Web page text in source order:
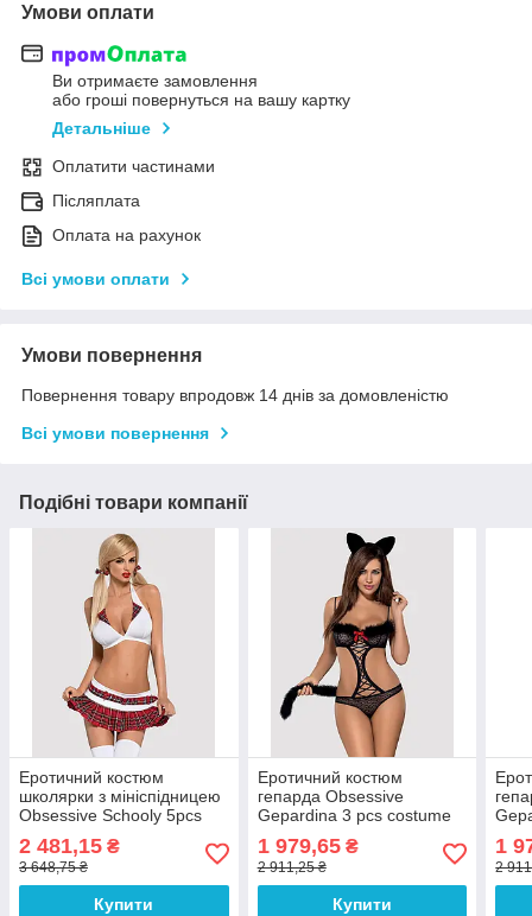
Умови оплати
Ви отримаєте замовлення
або гроші повернуться на вашу картку
Детальніше
Оплатити частинами
Післяплата
Оплата на рахунок
Всі умови оплати
Умови повернення
Повернення товару впродовж 14 днів за домовленістю
Всі умови повернення
Подібні товари компанії
Еротичний костюм
школярки з мініспідницею
Obsessive Schooly 5pcs
червоний, топ, спідник
2 481,15 ₴
3 648,75 ₴
Купити
Еротичний костюм
гепарда Obsessive
Gepardina 3 pcs costume
обробка, монокіні,
1 979,65₴
2 911,25 ₴
Купити
1
2